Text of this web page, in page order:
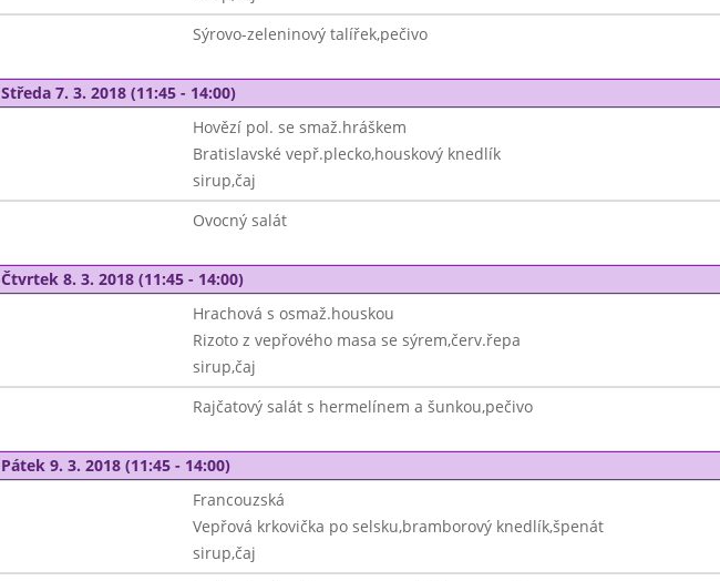
Sýrovo-zeleninový talířek,pečivo
Středa 7. 3. 2018 (11:45 - 14:00)
Hovězí pol. se smaž.hráškem
Bratislavské vepř.plecko,houskový knedlík
sirup,čaj
Ovocný salát
Čtvrtek 8. 3. 2018 (11:45 - 14:00)
Hrachová s osmaž.houskou
Rizoto z vepřového masa se sýrem,červ.řepa
sirup,čaj
Rajčatový salát s hermelínem a šunkou,pečivo
Pátek 9. 3. 2018 (11:45 - 14:00)
Francouzská
Vepřová krkovička po selsku,bramborový knedlík,špenát
sirup,čaj